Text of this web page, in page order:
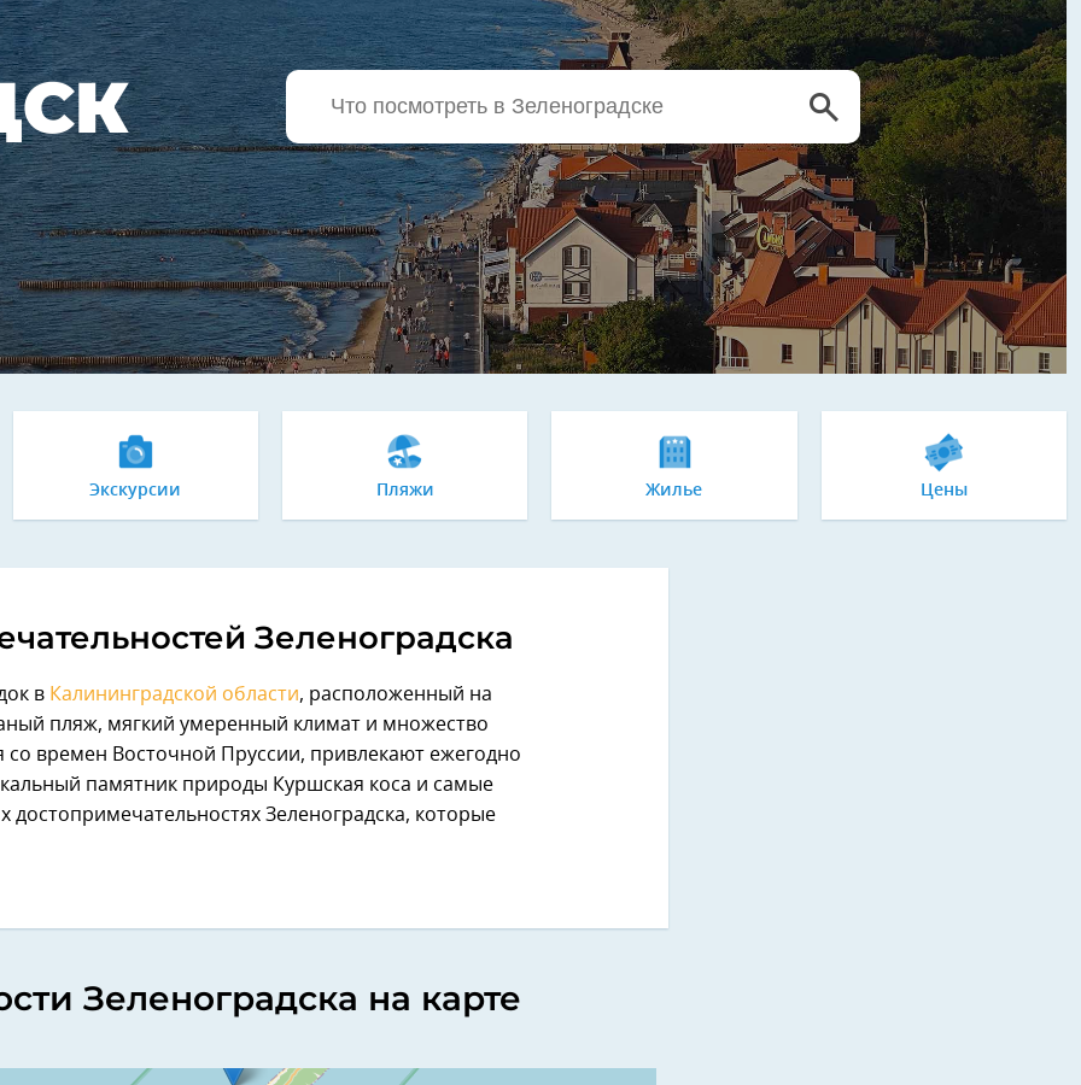
Экскурсии Пляжи Жилье Цены
Зеленоградска
в Калининградской области, расположенный на
пляж, мягкий умеренный климат и множество
времен Восточной Пруссии, привлекают ежегодно
памятник природы Куршская коса и самые
Зеленоградска, которые
Зеленоградска на карте